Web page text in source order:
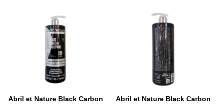
9
Abril et Nature Black Carbon
10
Abril et Nature Black Carbon